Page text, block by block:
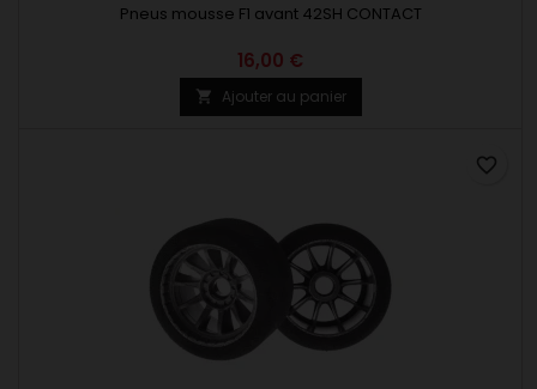
Pneus mousse F1 avant 42SH CONTACT
16,00 €
 Ajouter au panier
favorite_border